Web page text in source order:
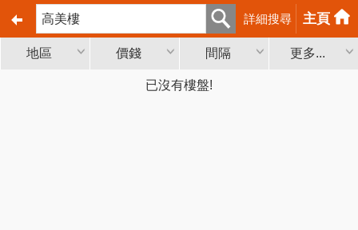
詳細搜尋 主頁
地區 價錢 間隔 更多...
已沒有樓盤!